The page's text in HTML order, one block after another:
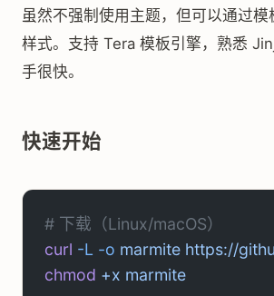
虽然不强制使用主题，但可以通过模
样式。支持 Tera 模板引擎，熟悉
手很快。
快速开始
# 下载（Linux/macOS）
curl -L -o marmite https://
chmod +x marmite